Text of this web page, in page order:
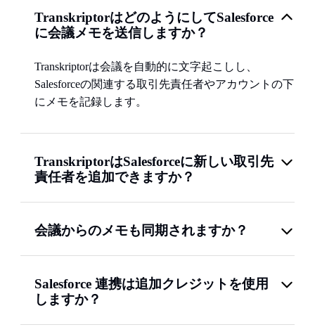
TranskriptorはどのようにしてSalesforce
に会議メモを送信しますか？
Transkriptorは会議を自動的に文字起こしし、
Salesforceの関連する取引先責任者やアカウントの下
にメモを記録します。
TranskriptorはSalesforceに新しい取引先
責任者を追加できますか？
会議からのメモも同期されますか？
Salesforce 連携は追加クレジットを使用
しますか？